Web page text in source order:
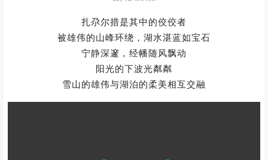
而莲宝叶则的湖泊
星罗棋布的小海子高达300多个
还私藏了4大神仙湖泊
龙尕措拉玛/落云措/珠姆措/扎尕尔措
每一个都有无与伦比的美